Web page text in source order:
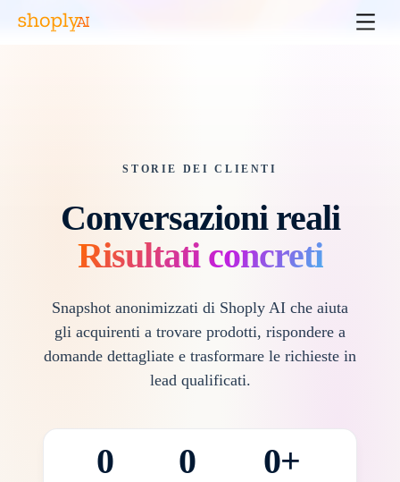
STORIE DEI CLIENTI
Conversazioni reali
Risultati concreti
Snapshot anonimizzati di Shoply AI che aiuta
gli acquirenti a trovare prodotti, rispondere a
domande dettagliate e trasformare le richieste in
lead qualificati.
0 0 0+